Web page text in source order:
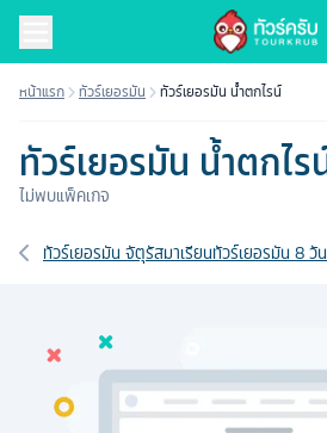
หน้าแรก ทัวร์เยอรมัน ทัวร์เยอรมัน น้ำตกไรน์
ทัวร์เยอรมัน น้ำตกไร
ไม่พบแพ็คเกจ
เส้นทางที่เกี่ยวข้อง
ทัวร์เยอรมัน จัตุรัสมาเรียนทัวร์เยอรมัน 8 วัน